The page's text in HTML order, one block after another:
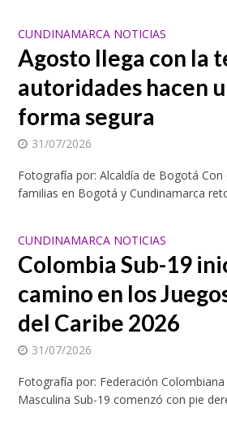
Empresa de Licores de Cundinamarca
CUNDINAMARCA NOTICIAS
Agosto llega con la
autoridades hacen
forma segura
31/07/2026
Fotografía por: Alcaldía de Bogotá
familias en Bogotá y Cundinamarca
CUNDINAMARCA NOTICIAS
Colombia Sub-19
camino en los
del Caribe 2026
31/07/2026
Fotografía por: Federación
Masculina Sub-19 comenzó con pie